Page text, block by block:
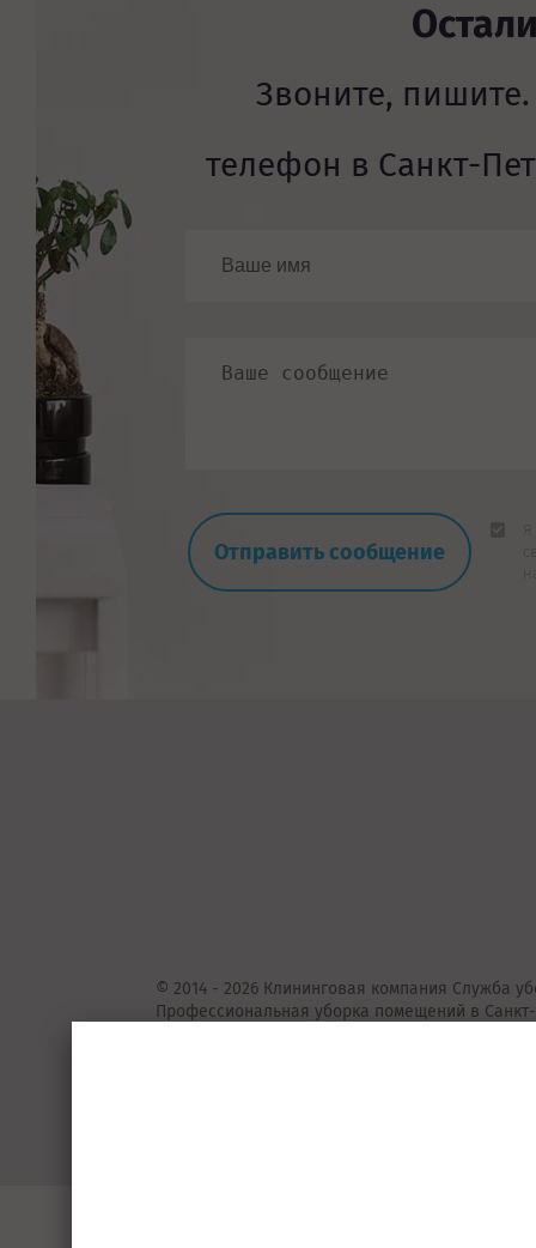
Звоните,
телефон в Санкт-
© 2014 - 2026 Клининговая компания Служба
Профессиональная уборка помещений в